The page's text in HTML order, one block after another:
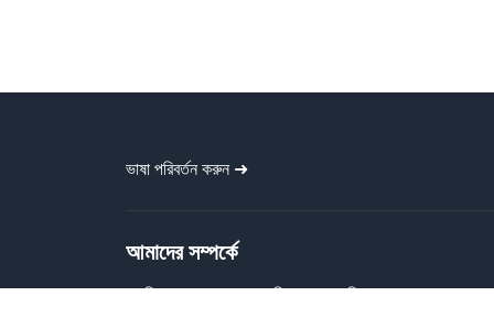
ভাষা পরিবর্তন করুন ➜
আমাদের সম্পর্কে
গ্রাফিক বাংলা প্রত্যেককে বিনামূল্যে গ্রাফিক